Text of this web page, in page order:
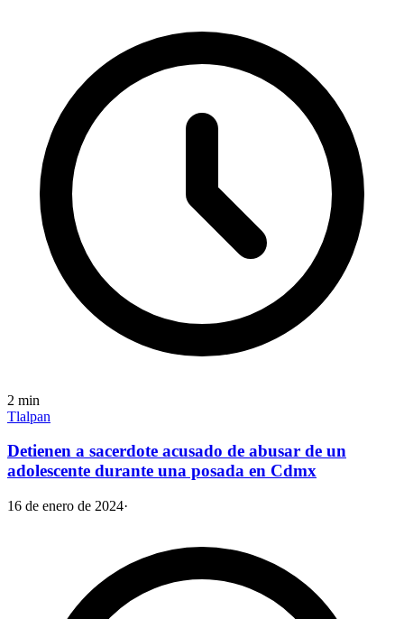
2 min
Tlalpan
Detienen a sacerdote acusado de abusar de un
adolescente durante una posada en Cdmx
16 de enero de 2024·